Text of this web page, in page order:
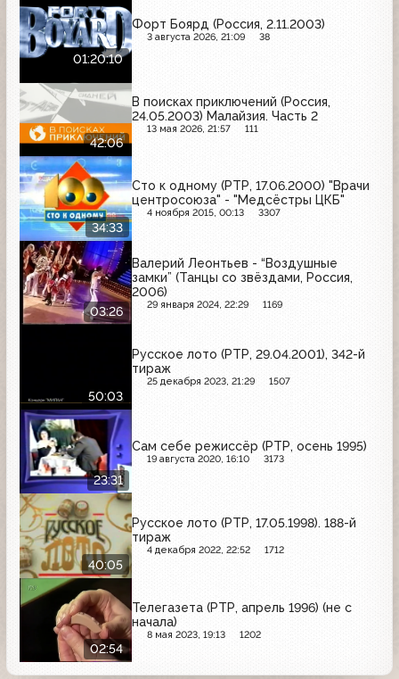
01:20:10
Форт Боярд (Россия, 2.11.2003)
3 августа 2026, 21:09 38
42:06
В поисках приключений (Россия,
24.05.2003) Малайзия. Часть 2
13 мая 2026, 21:57 111
34:33
Сто к одному (РТР, 17.06.2000) "Врачи
центросоюза" - "Медсёстры ЦКБ"
4 ноября 2015, 00:13 3307
03:26
Валерий Леонтьев - “Воздушные
замки” (Танцы со звёздами, Россия,
2006)
29 января 2024, 22:29 1169
50:03
Русское лото (РТР, 29.04.2001), 342-й
тираж
25 декабря 2023, 21:29 1507
23:31
Сам себе режиссёр (РТР, осень 1995)
19 августа 2020, 16:10 3173
40:05
Русское лото (РТР, 17.05.1998). 188-й
тираж
4 декабря 2022, 22:52 1712
02:54
Телегазета (РТР, апрель 1996) (не с
начала)
8 мая 2023, 19:13 1202